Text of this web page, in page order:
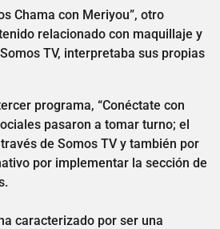
Chama con Meriyou”, otro
relacionado con maquillaje y
TV, interpretaba sus propias
programa, “Conéctate con
pasaron a tomar turno; el
de Somos TV y también por
por implementar la sección de
caracterizado por ser una